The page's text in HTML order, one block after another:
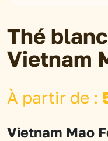
Thé
Vietnam
À partir de :
Vietnam Mao